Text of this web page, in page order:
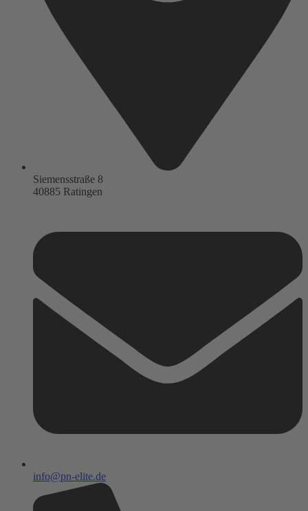
Siemensstraße 8
40885 Ratingen
info@pn-elite.de